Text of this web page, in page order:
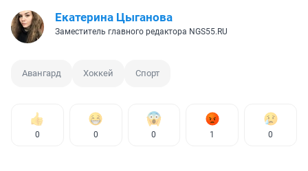
Екатерина Цыганова
Заместитель главного редактора NGS55.RU
Авангард Хоккей Спорт
0 0 0 1 0